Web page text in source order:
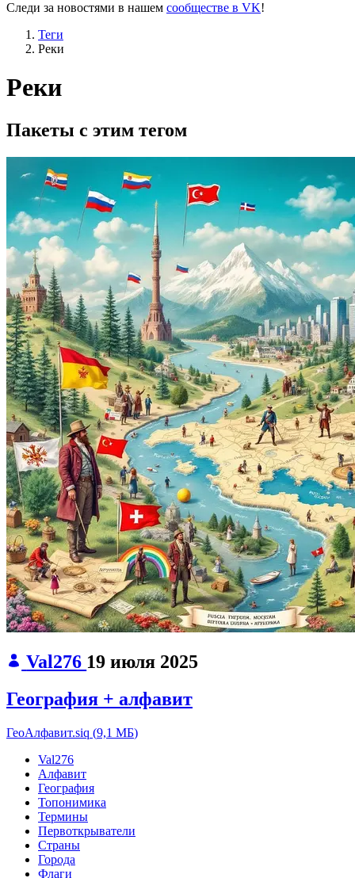
Следи за новостями в нашем сообществе в VK!
Теги
Реки
Реки
Пакеты с этим тегом
Val276 19 июля 2025
География + алфавит
ГеоАлфавит.siq (9,1 МБ)
Val276
Алфавит
География
Топонимика
Термины
Первоткрыватели
Страны
Города
Флаги